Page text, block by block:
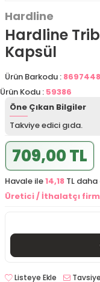
Hardline
Hardline
Kapsül
Ürün Barkodu :
Ürün Kodu : 59386
Öne Çıkan Bilgiler
Takviye edici gıda.
709,00 TL
Havale ile14,18 TL
Üretici / İthalatçı
Listeye Ekle